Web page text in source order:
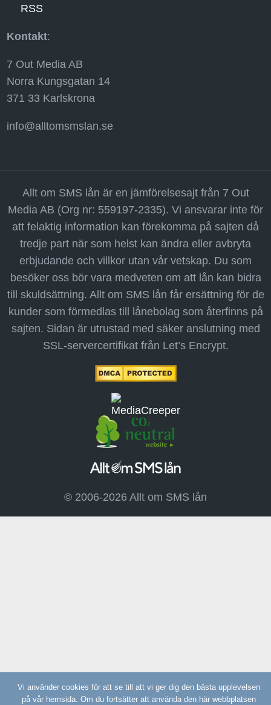
RSS
Kontakt:
7 Out Media AB
Norra Kungsgatan 14
371 33 Karlskrona
info@alltomsmslan.se
Allt om SMS lån är en jämförelsesajt från 7 Out
Media AB (Org nr: 559197-2335). Vi ansvarar inte för
att felaktig information kan förekomma på sajten då
tredje part när som helst kan ändra eller avbryta
erbjudande och villkor utan vår vetskap. Du som
besöker oss bör vara medveten om att lån kan bidra
till skuldsättning. Allt om SMS lån får ersättning för de
kunder som förmedlas till lånebolag som återfinns på
sajten. Sidan är utrustad med säker anslutning med
SSL-servercertifikat från Let’s Encrypt.
© 2006-2026 Allt om SMS lån
Vi använder cookies för att se till att vi ger dig den bästa upplevelsen
på vår hemsida. Om du fortsätter att använda den här webbplatsen